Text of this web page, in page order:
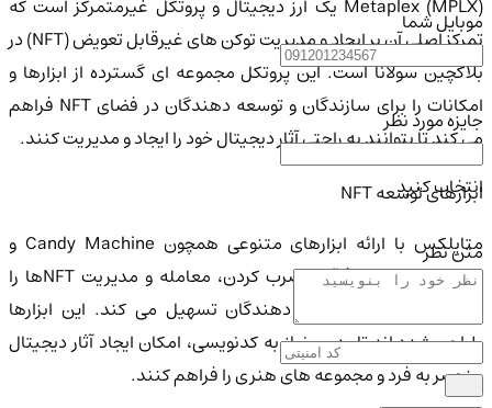
Metaplex (MPLX) یک ارز دیجیتال و پروتکل غیرمتمرکز است که
تمرکز اصلی آن بر ایجاد و مدیریت توکن های غیرقابل تعویض (NFT) در
بلاکچین سولانا است. این پروتکل مجموعه ای گسترده از ابزارها و
امکانات را برای سازندگان و توسعه دهندگان در فضای NFT فراهم
می کند تا بتوانند به راحتی آثار دیجیتال خود را ایجاد و مدیریت کنند.
ابزارهای توسعه NFT
متاپلکس با ارائه ابزارهای متنوعی همچون Candy Machine و
Auction House، فرآیند ضرب کردن، معامله و مدیریت NFTها را
برای هنرمندان و توسعه دهندگان تسهیل می کند. این ابزارها
طراحی شده اند تا بدون نیاز به کدنویسی، امکان ایجاد آثار دیجیتال
منحصر به فرد و مجموعه های هنری را فراهم کنند.
موبایل شما
جایزه مورد نظر
انتخاب کنید
متن نظر